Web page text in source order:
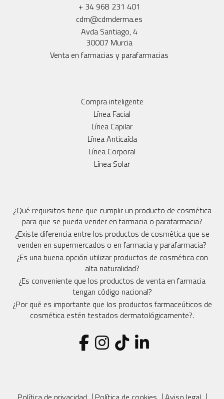
+ 34 968 231 401
cdm@cdmderma.es
Avda Santiago, 4
30007 Murcia
Venta en farmacias y parafarmacias
Compra inteligente
Línea Facial
Línea Capilar
Línea Anticaída
Línea Corporal
Línea Solar
¿Qué requisitos tiene que cumplir un producto de cosmética
para que se pueda vender en farmacia o parafarmacia?
¿Existe diferencia entre los productos de cosmética que se
venden en supermercados o en farmacia y parafarmacia?
¿Es una buena opción utilizar productos de cosmética con
alta naturalidad?
¿Es conveniente que los productos de venta en farmacia
tengan código nacional?
¿Por qué es importante que los productos farmaceúticos de
cosmética estén testados dermatológicamente?.
| | |